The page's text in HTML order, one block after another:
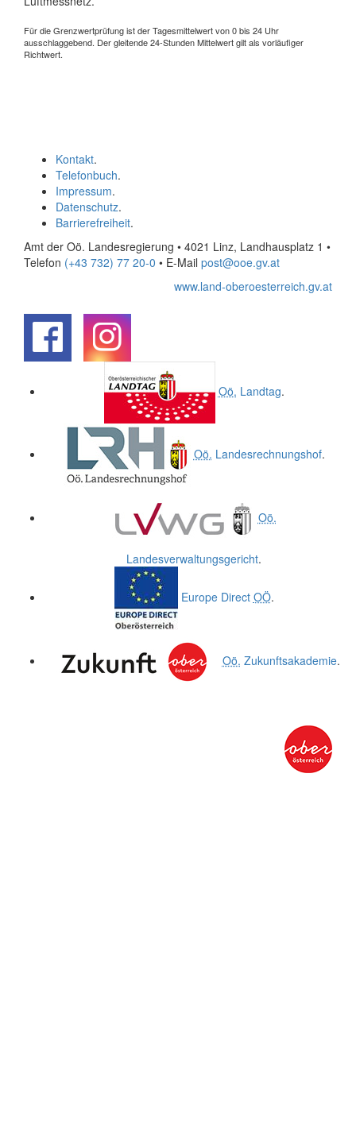
Für die Grenzwertprüfung ist der Tagesmittelwert von 0 bis 24 Uhr
ausschlaggebend. Der gleitende 24-Stunden Mittelwert gilt als vorläufiger
Richtwert.
Kontakt.
Telefonbuch.
Impressum.
Datenschutz.
Barrierefreiheit.
Amt der Oö. Landesregierung • 4021 Linz, Landhausplatz 1 •
Telefon (+43 732) 77 20-0 • E-Mail post@ooe.gv.at
www.land-oberoesterreich.gv.at
Oö. Landtag.
Oö. Landesrechnungshof.
Oö.
Landesverwaltungsgericht.
Europe Direct OÖ.
Oö. Zukunftsakademie.